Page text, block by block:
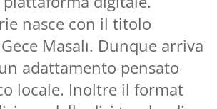
nasce con il titolo
Masalı. Dunque arriva
adattamento pensato
locale. Inoltre il format